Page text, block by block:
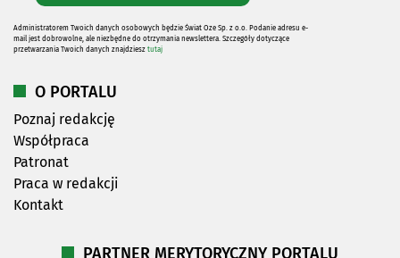
Administratorem Twoich danych osobowych będzie Świat Oze Sp. z o.o. Podanie adresu e-
mail jest dobrowolne, ale niezbędne do otrzymania newslettera. Szczegóły dotyczące
przetwarzania Twoich danych znajdziesz tutaj
O PORTALU
Poznaj redakcję
Współpraca
Patronat
Praca w redakcji
Kontakt
PARTNER MERYTORYCZNY PORTALU